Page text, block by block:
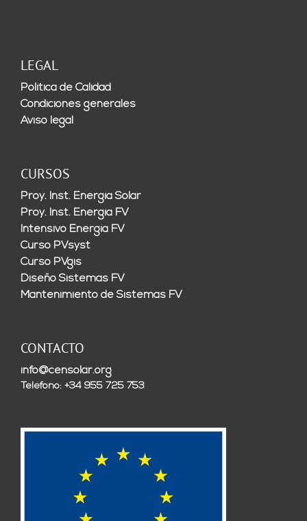
LEGAL
Política de Calidad
Condiciones generales
Aviso legal
CURSOS
Proy. Inst. Energía Solar
Proy. Inst. Energía FV
Intensivo Energía FV
Curso PVsyst
Curso PVgis
Diseño Sistemas FV
Mantenimiento de Sistemas FV
CONTACTO
info@censolar.org
Teléfono: +34 955 725 753